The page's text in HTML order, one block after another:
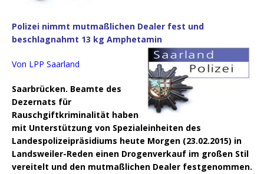
Polizei nimmt mutmaßlichen Dealer fest und
beschlagnahmt 13 kg Amphetamin
Von LPP Saarland
Saarbrücken. Beamte des
Dezernats für
Rauschgiftkriminalität haben
mit Unterstützung von Spezialeinheiten des
Landespolizeipräsidiums heute Morgen (23.02.2015) in
Landsweiler-Reden einen Drogenverkauf im großen Stil
vereitelt und den mutmaßlichen Dealer festgenommen.